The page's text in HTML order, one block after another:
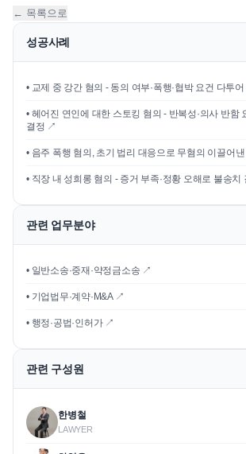
← 목록으로
성공사례
• 교제 중 강간 혐의 - 동의 여부·폭행·협박 요건 다투
• 헤어진 연인에 대한 스토킹 혐의 - 반복성·의사 반함
결정 ↗
• 음주 폭행 혐의, 초기 법리 대응으로 무혐의 이끌어낸
• 직장 내 성희롱 혐의 - 증거 부족·정황 오해로 불송치
관련 업무분야
• 일반소송·중재·약정금소송 ↗
• 기업법무·계약·M&A ↗
• 행정·공법·인허가 ↗
관련 구성원
한병철
LAWYER